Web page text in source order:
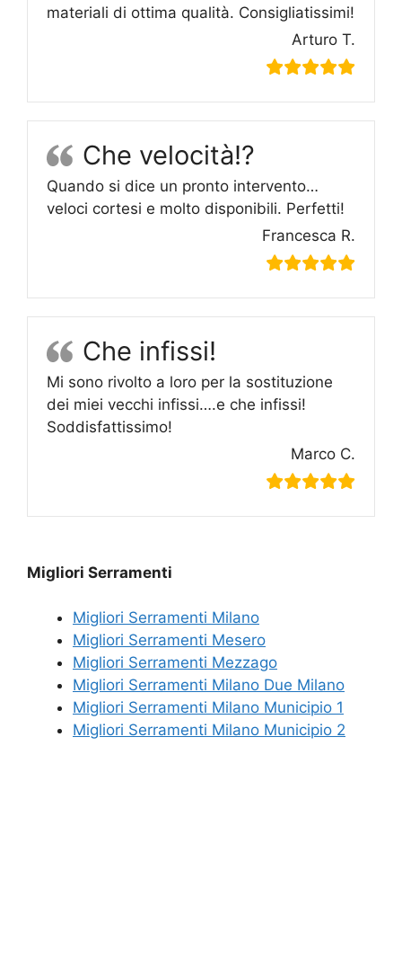
materiali di ottima qualità. Consigliatissimi!
Arturo T.
Che velocità!?
Quando si dice un pronto intervento…
veloci cortesi e molto disponibili. Perfetti!
Francesca R.
Che infissi!
Mi sono rivolto a loro per la sostituzione
dei miei vecchi infissi….e che infissi!
Soddisfattissimo!
Marco C.
Migliori Serramenti
Migliori Serramenti Milano
Migliori Serramenti Mesero
Migliori Serramenti Mezzago
Migliori Serramenti Milano Due Milano
Migliori Serramenti Milano Municipio 1
Migliori Serramenti Milano Municipio 2